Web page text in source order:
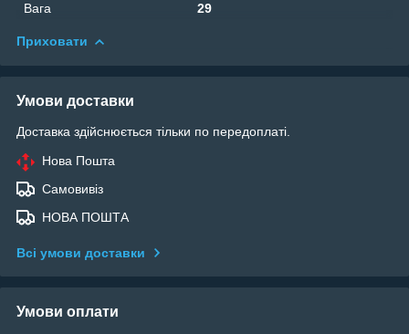
Вага
29
Приховати
Умови доставки
Доставка здійснюється тільки по передоплаті.
Нова Пошта
Самовивіз
НОВА ПОШТА
Всі умови доставки
Умови оплати